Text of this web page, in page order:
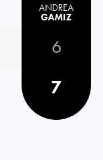
ANDREA
GAMIZ
6
7